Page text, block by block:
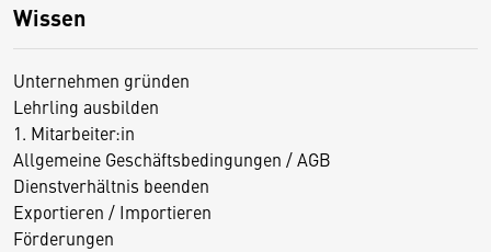
Wissen
Unternehmen gründen
Lehrling ausbilden
1. Mitarbeiter:in
Allgemeine Geschäftsbedingungen / AGB
Dienstverhältnis beenden
Exportieren / Importieren
Förderungen